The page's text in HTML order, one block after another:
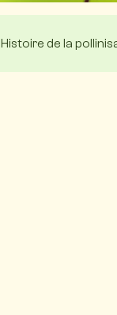
Histoire de la